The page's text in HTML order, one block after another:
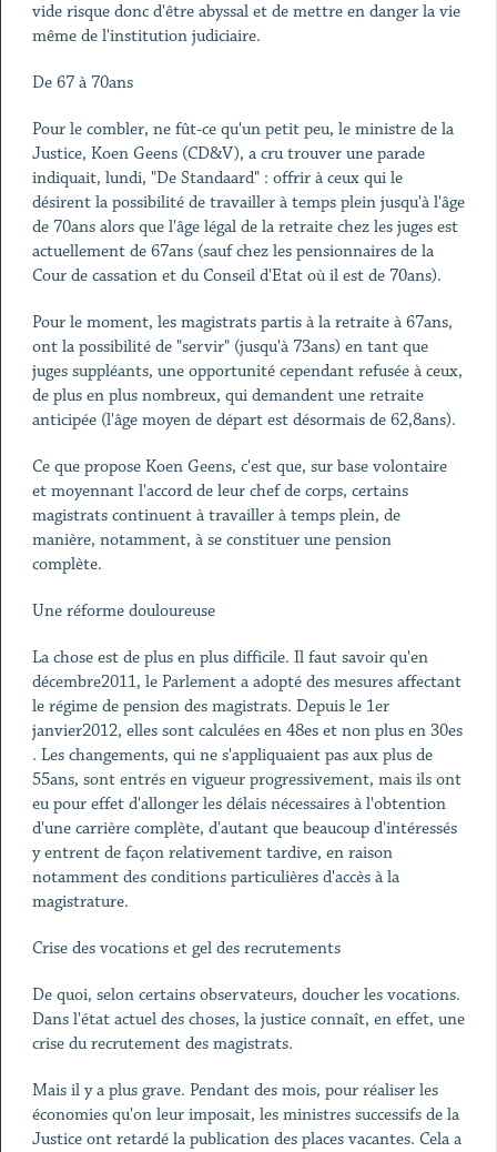
vide risque donc d'être abyssal et de mettre en danger la vie
même de l'institution judiciaire.
De 67 à 70ans
Pour le combler, ne fût-ce qu'un petit peu, le ministre de la
Justice, Koen Geens (CD&V), a cru trouver une parade
indiquait, lundi, "De Standaard" : offrir à ceux qui le
désirent la possibilité de travailler à temps plein jusqu'à l'âge
de 70ans alors que l'âge légal de la retraite chez les juges est
actuellement de 67ans (sauf chez les pensionnaires de la
Cour de cassation et du Conseil d'Etat où il est de 70ans).
Pour le moment, les magistrats partis à la retraite à 67ans,
ont la possibilité de "servir" (jusqu'à 73ans) en tant que
juges suppléants, une opportunité cependant refusée à ceux,
de plus en plus nombreux, qui demandent une retraite
anticipée (l'âge moyen de départ est désormais de 62,8ans).
Ce que propose Koen Geens, c'est que, sur base volontaire
et moyennant l'accord de leur chef de corps, certains
magistrats continuent à travailler à temps plein, de
manière, notamment, à se constituer une pension
complète.
Une réforme douloureuse
La chose est de plus en plus difficile. Il faut savoir qu'en
décembre2011, le Parlement a adopté des mesures affectant
le régime de pension des magistrats. Depuis le 1er
janvier2012, elles sont calculées en 48es et non plus en 30es
. Les changements, qui ne s'appliquaient pas aux plus de
55ans, sont entrés en vigueur progressivement, mais ils ont
eu pour effet d'allonger les délais nécessaires à l'obtention
d'une carrière complète, d'autant que beaucoup d'intéressés
y entrent de façon relativement tardive, en raison
notamment des conditions particulières d'accès à la
magistrature.
Crise des vocations et gel des recrutements
De quoi, selon certains observateurs, doucher les vocations.
Dans l'état actuel des choses, la justice connaît, en effet, une
crise du recrutement des magistrats.
Mais il y a plus grave. Pendant des mois, pour réaliser les
économies qu'on leur imposait, les ministres successifs de la
Justice ont retardé la publication des places vacantes. Cela a